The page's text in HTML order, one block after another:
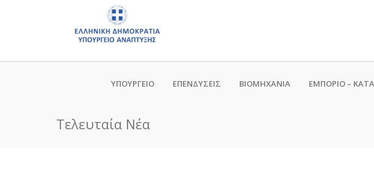
ΥΠΟΥΡΓΕΙΟ ΕΠΕΝΔΥΣΕΙΣ ΒΙΟΜΗΧΑΝΙΑ ΕΜΠΟΡΙΟ –
Τελευταία Νέα